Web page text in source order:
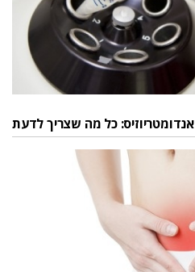
אנדומטריוזיס: כל מה שצריך לדעת